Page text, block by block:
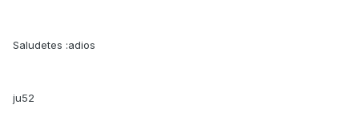
Saludetes :adios
ju52